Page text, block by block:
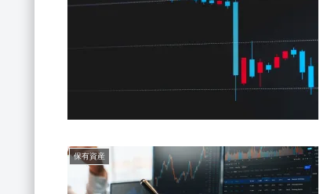
保有資産